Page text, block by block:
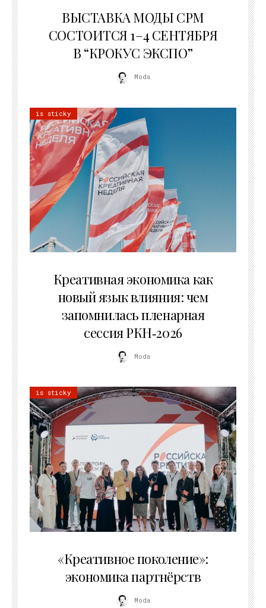
ВЫСТАВКА МОДЫ CPM
СОСТОИТСЯ 1–4 СЕНТЯБРЯ
В “КРОКУС ЭКСПО”
Moda
is sticky
Креативная экономика как
новый язык влияния: чем
запомнилась пленарная
сессия РКН‑2026
Moda
is sticky
«Креативное поколение»:
экономика партнёрств
Moda